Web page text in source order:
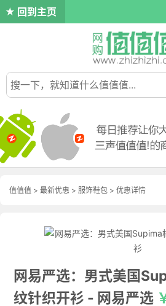
回到主页
值值值 > 最新优惠 > 服饰鞋包 > 优惠详情
网易严选：男式美国
纹针织开衫 - 网易严选